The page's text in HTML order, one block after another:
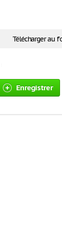
Télécharger au
Enregistrer